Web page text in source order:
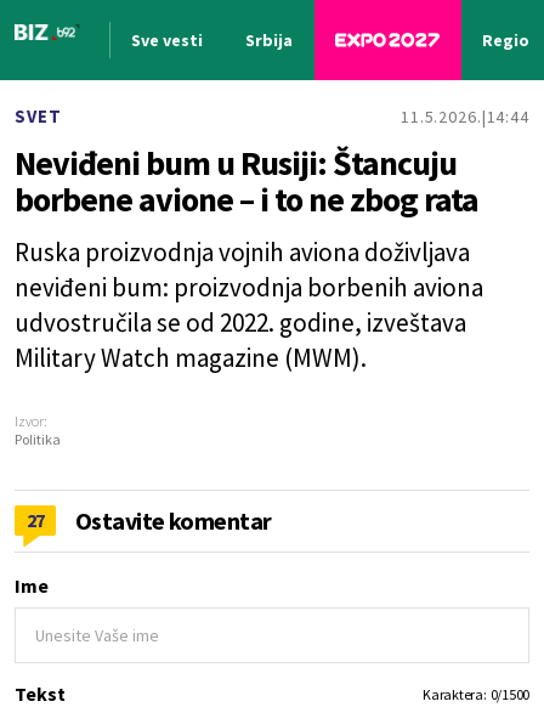
Sve vesti Srbija Region
SVET 11.5.2026. 14:44
Neviđeni bum u Rusiji: Štancuju
borbene avione – i to ne zbog rata
Ruska proizvodnja vojnih aviona doživljava
neviđeni bum: proizvodnja borbenih aviona
udvostručila se od 2022. godine, izveštava
Military Watch magazine (MWM).
Izvor:
Politika
27 Ostavite komentar
Ime
Tekst Karaktera: 0/1500